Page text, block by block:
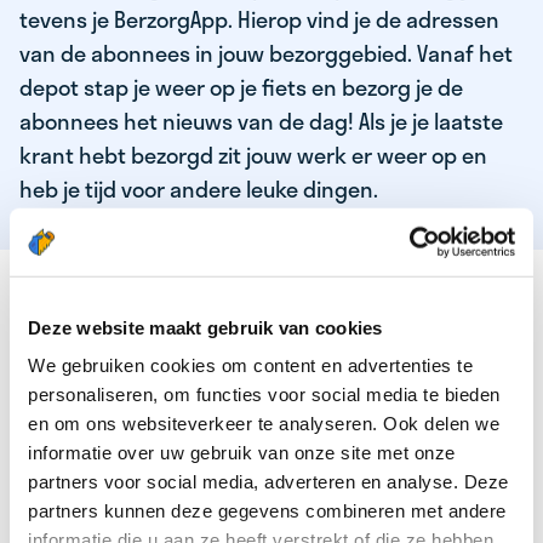
Deze website maakt gebruik van cookies
We gebruiken cookies om content en advertenties te
personaliseren, om functies voor social media te bieden
en om ons websiteverkeer te analyseren. Ook delen we
informatie over uw gebruik van onze site met onze
partners voor social media, adverteren en analyse. Deze
partners kunnen deze gegevens combineren met andere
tevens je BerzorgApp. Hierop vind je de adressen
van de abonnees in jouw bezorggebied. Vanaf het
depot stap je weer op je fiets en bezorg je de
abonnees het nieuws van de dag! Als je je laatste
krant hebt bezorgd zit jouw werk er weer op en
heb je tijd voor andere leuke dingen.
DEZE KWALITEITEN HEEFT ONZE TOP
KRANTENBEZORGER
Je bent verantwoordelijk en zelfstandig
Je houdt van lekker bewegen in de frisse lucht
Je houdt vooral van fijn werk dat lekker bijverdient!
Je wordt blij van het bezorgen van het laatste nieuws